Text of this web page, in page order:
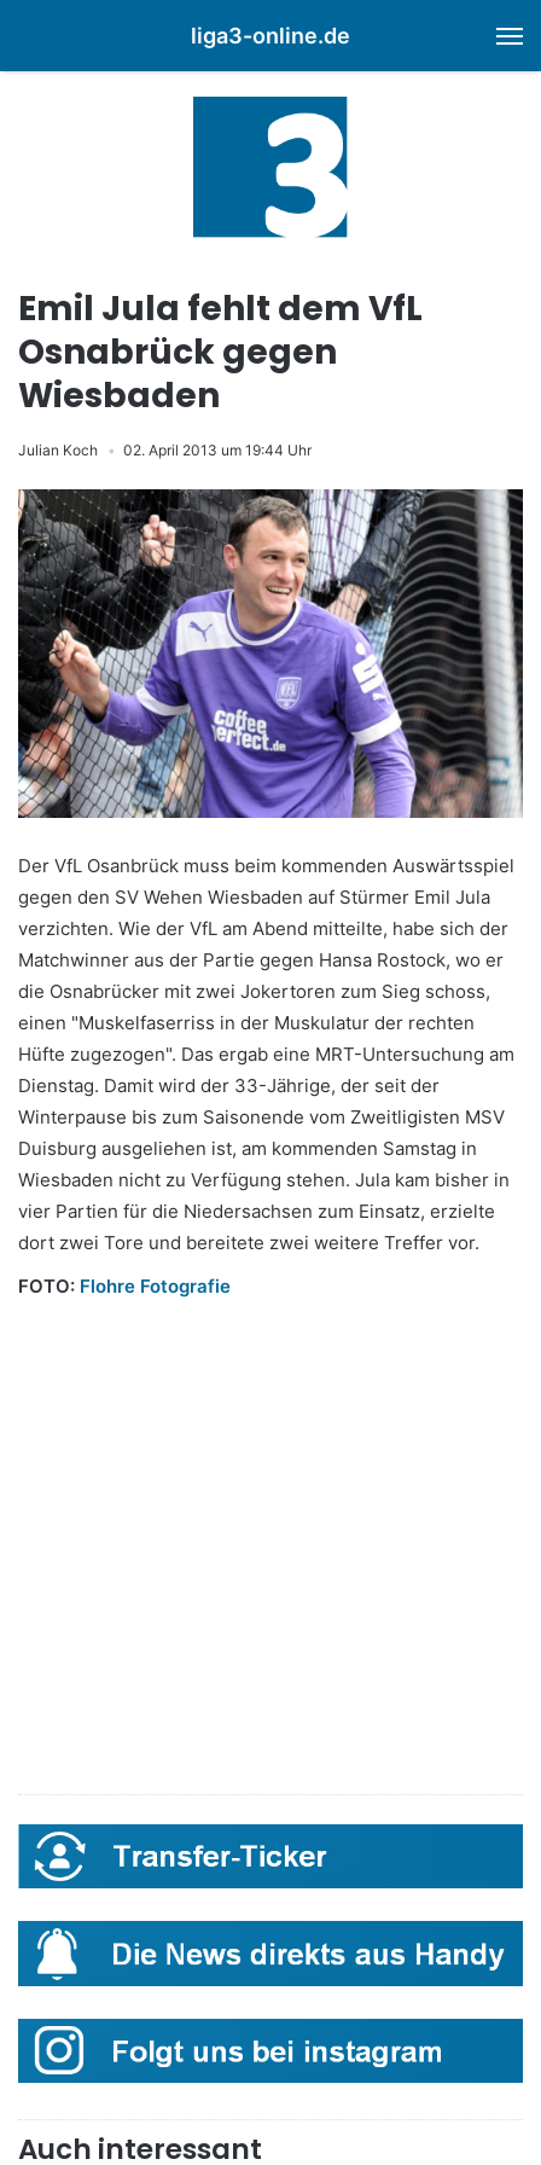
liga3-online.de
Emil Jula fehlt dem VfL
Osnabrück gegen
Wiesbaden
Julian Koch 02. April 2013 um 19:44 Uhr
Der VfL Osanbrück muss beim kommenden Auswärtsspiel
gegen den SV Wehen Wiesbaden auf Stürmer Emil Jula
verzichten. Wie der VfL am Abend mitteilte, habe sich der
Matchwinner aus der Partie gegen Hansa Rostock, wo er
die Osnabrücker mit zwei Jokertoren zum Sieg schoss,
einen "Muskelfaserriss in der Muskulatur der rechten
Hüfte zugezogen". Das ergab eine MRT-Untersuchung am
Dienstag. Damit wird der 33-Jährige, der seit der
Winterpause bis zum Saisonende vom Zweitligisten MSV
Duisburg ausgeliehen ist, am kommenden Samstag in
Wiesbaden nicht zu Verfügung stehen. Jula kam bisher in
vier Partien für die Niedersachsen zum Einsatz, erzielte
dort zwei Tore und bereitete zwei weitere Treffer vor.
FOTO: Flohre Fotografie
Auch interessant